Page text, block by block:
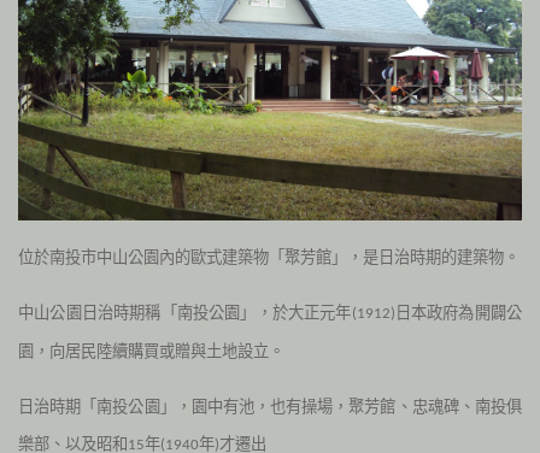
位於南投市中山公園內的歐式建築物「聚芳館」，是日治時期的建築物。
中山公園日治時期稱「南投公園」，於大正元年(1912) 日本政府為開闢公
園，向居民陸續購買或贈與土地設立。
日治時期「南投公園」，園中有池，也有操場，聚芳館、忠魂碑、南投俱
樂部、以及昭和15年(1940年)才遷出